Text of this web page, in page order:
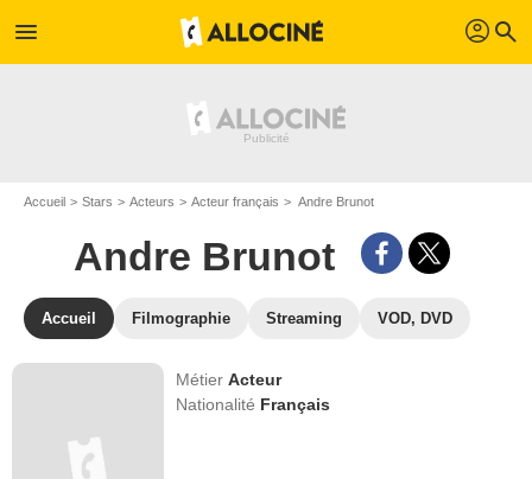
menu profil search
Accueil Stars Acteurs Acteur français Andre Brunot
Andre Brunot
Accueil Filmographie Streaming VOD, DVD
MétierActeur
Nationalité Français